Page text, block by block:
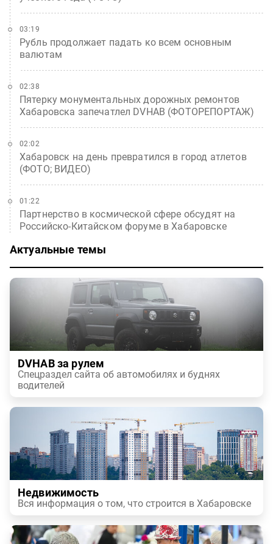
Рубль продолжает падать ко всем основным
валютам
03:19
Пятерку монументальных дорожных ремонтов
Хабаровска запечатлел DVHAB (ФОТОРЕПОРТАЖ)
02:38
Хабаровск на день превратился в город атлетов
(ФОТО; ВИДЕО)
02:02
Партнерство в космической сфере обсудят на
Российско-Китайском форуме в Хабаровске
01:22
Актуальные темы
DVHAB за рулем
Спецраздел сайта об автомобилях и буднях
водителей
Недвижимость
Вся информация о том, что строится в Хабаровске